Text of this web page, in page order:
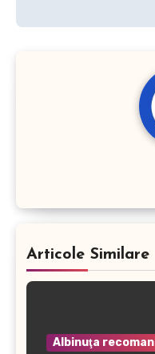
Articole Similare
Albinuţa